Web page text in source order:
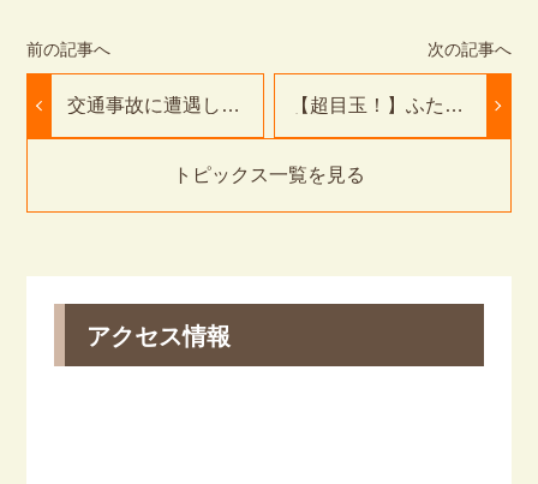
交通事故に遭遇して
つの事 その④
【超目玉！】ふたば
トピックス一覧を見る
アクセス情報